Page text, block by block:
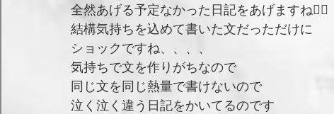
全然あげる予定なかった日記をあげますね🤦‍♀️
結構気持ちを込めて書いた文だっただけに
ショックですね、、、、
気持ちで文を作りがちなので
同じ文を同じ熱量で書けないので
泣く泣く違う日記をかいてるのです